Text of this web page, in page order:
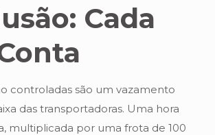
Cada
controladas são um vazamento
das transportadoras. Uma hora
multiplicada por uma frota de 100